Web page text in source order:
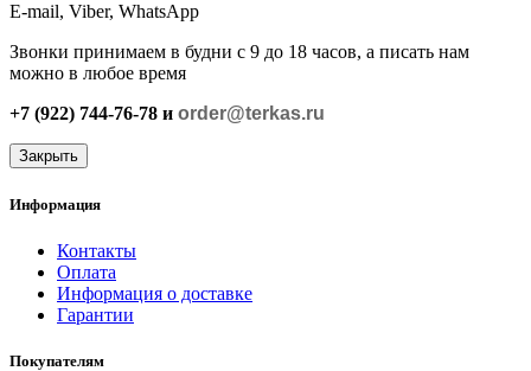
E-mail, Viber, WhatsApp
Звонки принимаем в будни с 9 до 18 часов, а писать нам
можно в любое время
+7 (922) 744-76-78 и order@terkas.ru
Закрыть
Информация
Контакты
Оплата
Информация о доставке
Гарантии
Покупателям